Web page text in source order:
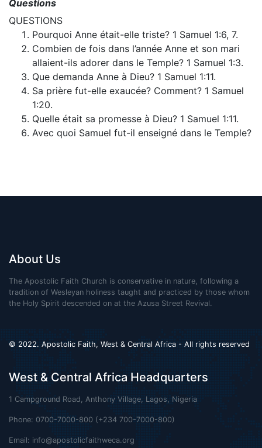
Questions
QUESTIONS
Pourquoi Anne était-elle triste? 1 Samuel 1:6, 7.
Combien de fois dans l’année Anne et son mari
allaient-ils adorer dans le Temple? 1 Samuel 1:3.
Que demanda Anne à Dieu? 1 Samuel 1:11.
Sa prière fut-elle exaucée? Comment? 1 Samuel
1:20.
Quelle était sa promesse à Dieu? 1 Samuel 1:11.
Avec quoi Samuel fut-il enseigné dans le Temple?
About Us
The Apostolic Faith Church is conservative in nature, following a
tradition of Wesleyan holiness taught and practiced by those whom
the Holy Spirit descended on at the Azusa Street Revival.
© 2022. Apostolic Faith, West & Central Africa - All rights reserved
West & Central Africa Headquarters
1 Campground Road, Anthony Village, Lagos, Nigeria
Phone: 0700-7000-800 (+234 700-7000-800)
Email: info@apostolicfaithweca.org